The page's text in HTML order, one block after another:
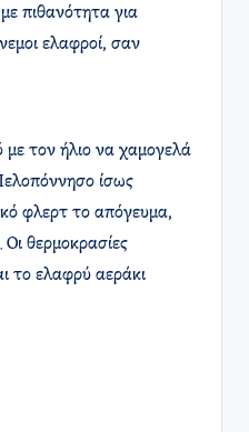
πιθανότητα για
ελαφροί, σαν
με τον ήλιο να χαμογελά
ίσως
φλερτ το απόγευμα,
θερμοκρασίες
το ελαφρύ αεράκι